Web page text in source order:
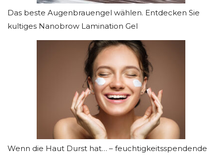
Das beste Augenbrauengel wählen. Entdecken Sie
kultiges Nanobrow Lamination Gel
Wenn die Haut Durst hat… – feuchtigkeitsspendende